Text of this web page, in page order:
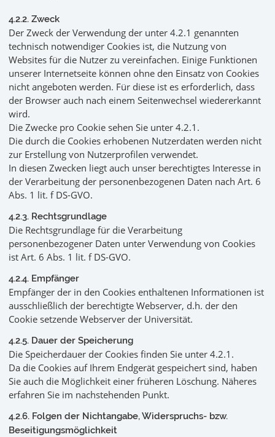
4.2.2. Zweck
Der Zweck der Verwendung der unter 4.2.1 genannten
technisch notwendiger Cookies ist, die Nutzung von
Websites für die Nutzer zu vereinfachen. Einige Funktionen
unserer Internetseite können ohne den Einsatz von Cookies
nicht angeboten werden. Für diese ist es erforderlich, dass
der Browser auch nach einem Seitenwechsel wiedererkannt
wird.
Die Zwecke pro Cookie sehen Sie unter 4.2.1.
Die durch die Cookies erhobenen Nutzerdaten werden nicht
zur Erstellung von Nutzerprofilen verwendet.
In diesen Zwecken liegt auch unser berechtigtes Interesse in
der Verarbeitung der personenbezogenen Daten nach Art. 6
Abs. 1 lit. f DS-GVO.
4.2.3. Rechtsgrundlage
Die Rechtsgrundlage für die Verarbeitung
personenbezogener Daten unter Verwendung von Cookies
ist Art. 6 Abs. 1 lit. f DS-GVO.
4.2.4. Empfänger
Empfänger der in den Cookies enthaltenen Informationen ist
ausschließlich der berechtigte Webserver, d.h. der den
Cookie setzende Webserver der Universität.
4.2.5. Dauer der Speicherung
Die Speicherdauer der Cookies finden Sie unter 4.2.1.
Da die Cookies auf Ihrem Endgerät gespeichert sind, haben
Sie auch die Möglichkeit einer früheren Löschung. Näheres
erfahren Sie im nachstehenden Punkt.
4.2.6. Folgen der Nichtangabe, Widerspruchs- bzw.
Beseitigungsmöglichkeit